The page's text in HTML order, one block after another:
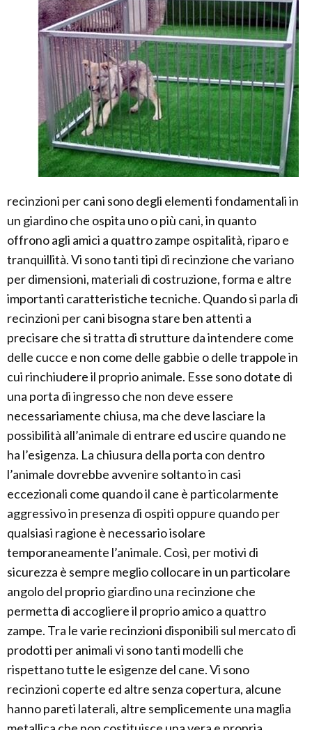
recinzioni per cani sono degli elementi fondamentali in
un giardino che ospita uno o più cani, in quanto
offrono agli amici a quattro zampe ospitalità, riparo e
tranquillità. Vi sono tanti tipi di recinzione che variano
per dimensioni, materiali di costruzione, forma e altre
importanti caratteristiche tecniche. Quando si parla di
recinzioni per cani bisogna stare ben attenti a
precisare che si tratta di strutture da intendere come
delle cucce e non come delle gabbie o delle trappole in
cui rinchiudere il proprio animale. Esse sono dotate di
una porta di ingresso che non deve essere
necessariamente chiusa, ma che deve lasciare la
possibilità all’animale di entrare ed uscire quando ne
ha l’esigenza. La chiusura della porta con dentro
l’animale dovrebbe avvenire soltanto in casi
eccezionali come quando il cane è particolarmente
aggressivo in presenza di ospiti oppure quando per
qualsiasi ragione è necessario isolare
temporaneamente l’animale. Così, per motivi di
sicurezza è sempre meglio collocare in un particolare
angolo del proprio giardino una recinzione che
permetta di accogliere il proprio amico a quattro
zampe. Tra le varie recinzioni disponibili sul mercato di
prodotti per animali vi sono tanti modelli che
rispettano tutte le esigenze del cane. Vi sono
recinzioni coperte ed altre senza copertura, alcune
hanno pareti laterali, altre semplicemente una maglia